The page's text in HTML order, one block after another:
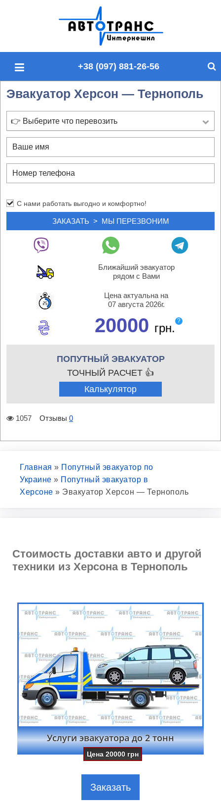
п
о
й
у
+38 (097) 881-26-56
Эвакуатор Херсон — Тернополь
👉 Выберите что перевозить
С нами работать выгодно и комфортно!
Ближайший эвакуатор
рядом с Вами
Цена актуальна на
07 августа 2026г.
20000 грн.
?
ПОПУТНЫЙ ЭВАКУАТОР
ТОЧНЫЙ РАСЧЕТ 👍
Калькулятор
1057 Отзывы 0
Главная » Попутный эвакуатор по
Украине » Попутный эвакуатор в
Херсоне » Эвакуатор Херсон — Тернополь
Стоимость доставки авто и другой
техники из Херсона в Тернополь
Услуги эвакуатора до 2 тонн
Цена20000 грн
Заказать